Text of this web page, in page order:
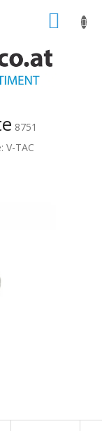
8751
V-TAC